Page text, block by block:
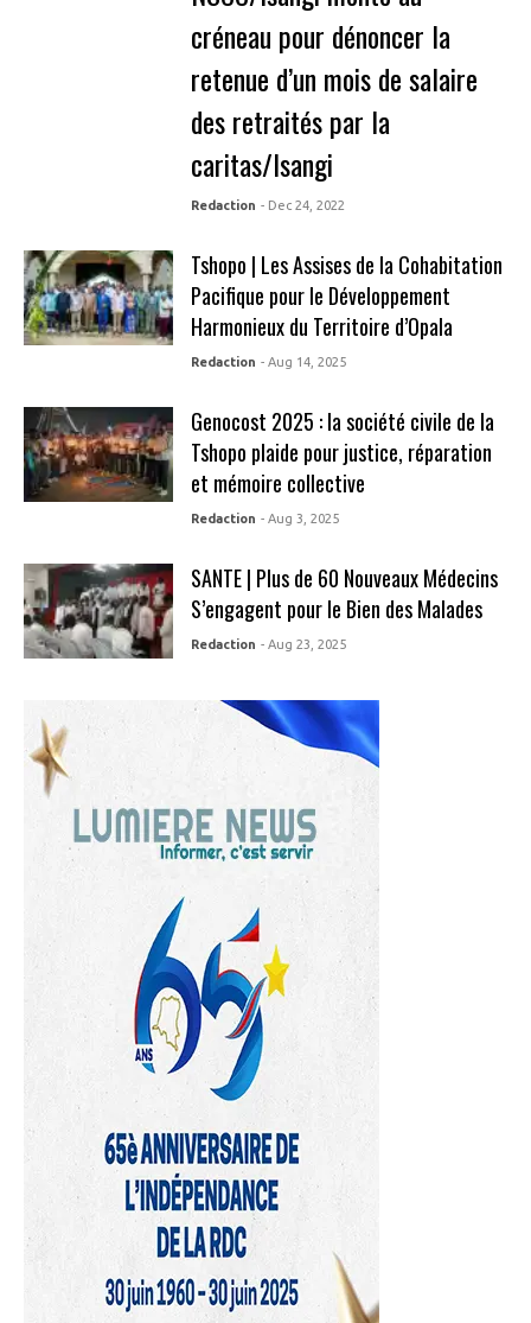
créneau pour dénoncer la
retenue d’un mois de salaire
des retraités par la
caritas/Isangi
Redaction - Dec 24, 2022
Tshopo | Les Assises de la Cohabitation
Pacifique pour le Développement
Harmonieux du Territoire d’Opala
Redaction - Aug 14, 2025
Genocost 2025 : la société civile de la
Tshopo plaide pour justice, réparation
et mémoire collective
Redaction - Aug 3, 2025
SANTE | Plus de 60 Nouveaux Médecins
S’engagent pour le Bien des Malades
Redaction - Aug 23, 2025